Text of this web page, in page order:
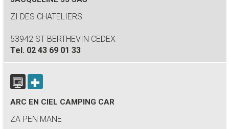
ZI DES CHATELIERS
53942 ST BERTHEVIN CEDEX
Tel. 02 43 69 01 33
ARC EN CIEL CAMPING CAR
ZA PEN MANE